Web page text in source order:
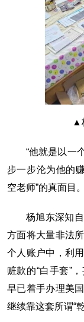
▲
“他就是以一
步一步沦为他的
空老师”的真面目。
杨旭东深知
方面将大量非法
个人账户中，利
赃款的“白手套”
早已着手办理美
继续靠这套所谓“